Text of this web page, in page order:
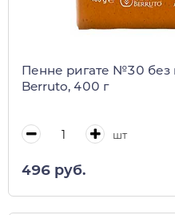
Пенне ригате №30 без
Berruto, 400 г
шт
496 руб.